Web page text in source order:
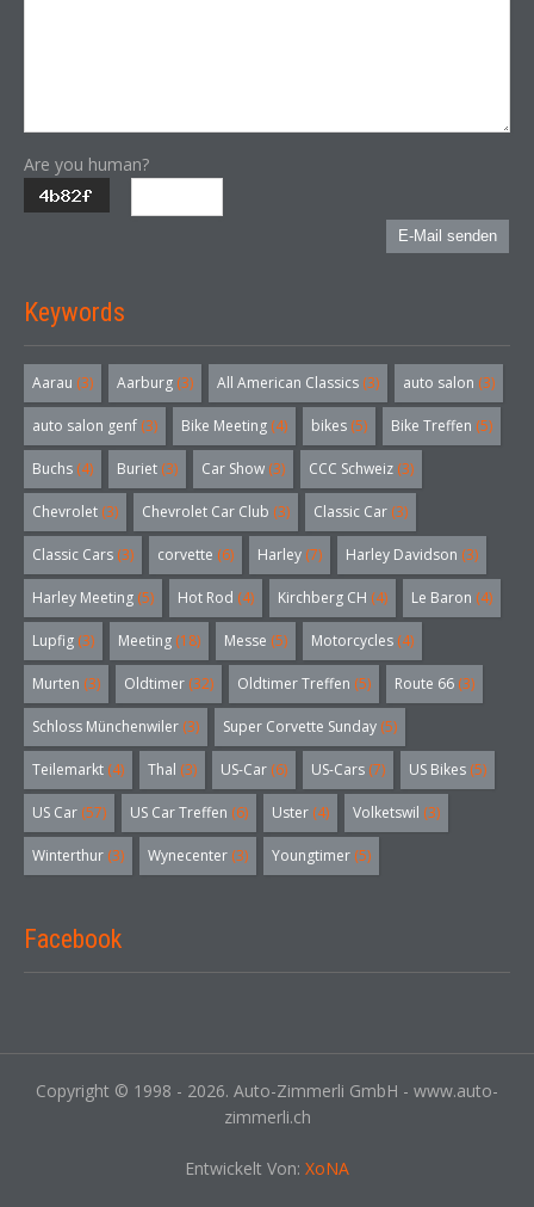
Are you human?
E-Mail senden
Keywords
Aarau (3) Aarburg (3) All American Classics (3) auto salon (3)
auto salon genf (3) Bike Meeting (4) bikes (5) Bike Treffen (5)
Buchs (4) Buriet (3) Car Show (3) CCC Schweiz (3)
Chevrolet (3) Chevrolet Car Club (3) Classic Car (3)
Classic Cars (3) corvette (6) Harley (7) Harley Davidson (3)
Harley Meeting (5) Hot Rod (4) Kirchberg CH (4) Le Baron (4)
Lupfig (3) Meeting (18) Messe (5) Motorcycles (4)
Murten (3) Oldtimer (32) Oldtimer Treffen (5) Route 66 (3)
Schloss Münchenwiler (3) Super Corvette Sunday (5)
Teilemarkt (4) Thal (3) US-Car (6) US-Cars (7) US Bikes (5)
US Car (57) US Car Treffen (6) Uster (4) Volketswil (3)
Winterthur (3) Wynecenter (3) Youngtimer (5)
Facebook
Copyright © 1998 - 2026. Auto-Zimmerli GmbH - www.auto-
zimmerli.ch
Entwickelt Von: XoNA